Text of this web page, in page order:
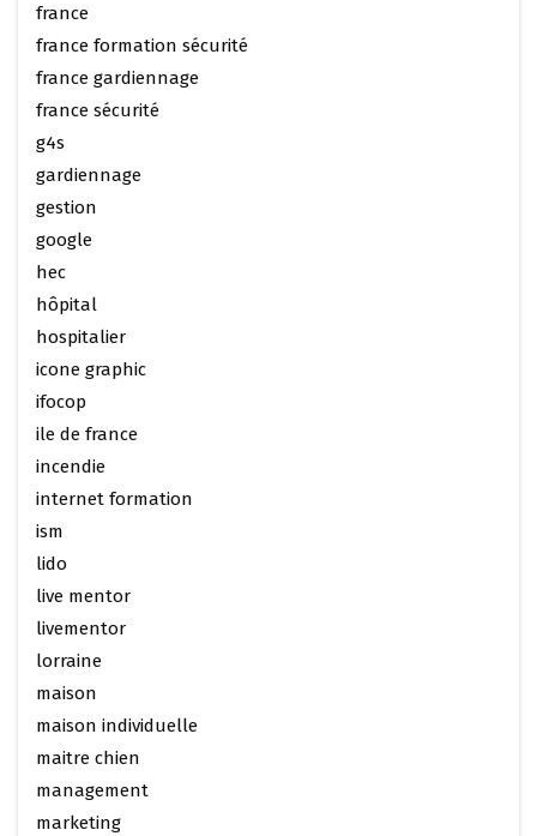
france
france formation sécurité
france gardiennage
france sécurité
g4s
gardiennage
gestion
google
hec
hôpital
hospitalier
icone graphic
ifocop
ile de france
incendie
internet formation
ism
lido
live mentor
livementor
lorraine
maison
maison individuelle
maitre chien
management
marketing